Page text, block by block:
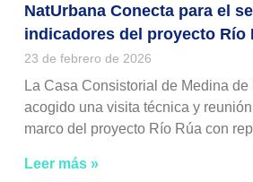
NatUrbana Conecta para el
indicadores del proyecto Río
23 de febrero de 2026
La Casa Consistorial de Medina de
acogido una visita técnica y
marco del proyecto Río Rúa con
Leer más »